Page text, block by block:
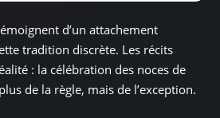
d’un attachement
tradition discrète. Les récits
: la célébration des noces de
de la règle, mais de l’exception.